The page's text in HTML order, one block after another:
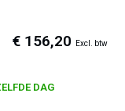
€ 156,20 Excl. btw
DAG